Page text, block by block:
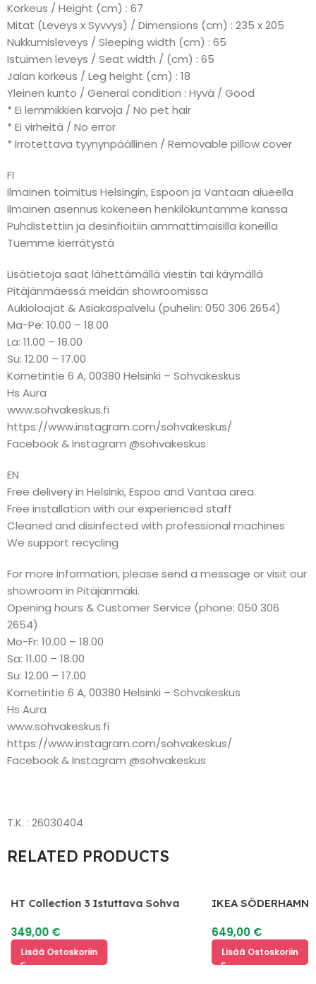
Korkeus / Height (cm) : 67
Mitat (Leveys x Syvvys) / Dimensions (cm) : 235 x 205
Nukkumisleveys / Sleeping width (cm) : 65
Istuimen leveys / Seat width / (cm) : 65
Jalan korkeus / Leg height (cm) : 18
Yleinen kunto / General condition : Hyvä / Good
* Ei lemmikkien karvoja / No pet hair
* Ei virheitä / No error
* Irrotettava tyynynpäällinen / Removable pillow cover
FI
Ilmainen toimitus Helsingin, Espoon ja Vantaan alueella
Ilmainen asennus kokeneen henkilökuntamme kanssa
Puhdistettiin ja desinfioitiin ammattimaisilla koneilla
Tuemme kierrätystä
Lisätietoja saat lähettämällä viestin tai käymällä
Pitäjänmäessä meidän showroomissa
Aukioloajat & Asiakaspalvelu (puhelin: 050 306 2654)
Ma-Pe: 10.00 – 18.00
La: 11.00 – 18.00
Su: 12.00 – 17.00
Kornetintie 6 A, 00380 Helsinki – Sohvakeskus
Hs Aura
www.sohvakeskus.fi
https://www.instagram.com/sohvakeskus/
Facebook & Instagram @sohvakeskus
EN
Free delivery in Helsinki, Espoo and Vantaa area.
Free installation with our experienced staff
Cleaned and disinfected with professional machines
We support recycling
For more information, please send a message or visit our
showroom in Pitäjänmäki.
Opening hours & Customer Service (phone: 050 306
2654)
Mo-Fr: 10.00 – 18.00
Sa: 11.00 – 18.00
Su: 12.00 – 17.00
Kornetintie 6 A, 00380 Helsinki – Sohvakeskus
Hs Aura
www.sohvakeskus.fi
https://www.instagram.com/sohvakeskus/
Facebook & Instagram @sohvakeskus
T.K. : 26030404
RELATED PRODUCTS
HT Collection 3 Istuttava Sohva
349,00 €
Lisää Ostoskoriin
IKEA
649,00 €
Lisää Ostoskoriin